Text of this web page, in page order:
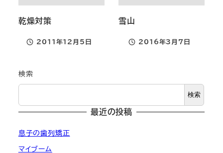
乾燥対策
投稿日
2011年12月5日
雪山
投稿日
2016年3月7日
検索
検索
最近の投稿
息子の歯列矯正
マイブーム